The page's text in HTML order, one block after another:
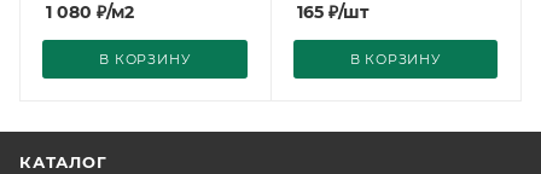
1 080 ₽/м2
В КОРЗИНУ
165₽/шт
В КОРЗИНУ
КАТАЛОГ